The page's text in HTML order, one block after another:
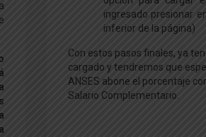
ingresado presionar
inferior de la página)
Con estos pasos finales, ya
cargado y tendremos que
ANSES abone el porcentaje
Salario Complementario.